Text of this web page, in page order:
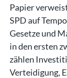
Papier
SPD auf
Gesetze und
in den ersten
zählen
Verteidigung,